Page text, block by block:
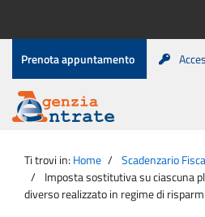
contenuto
Menu
di
servizio
Prenota appuntamento
Agenzia
Entrate
principale
Ti trovi in: Home Scadenzario
Imposta sostitutiva su ciascuna
diverso realizzato in regime di